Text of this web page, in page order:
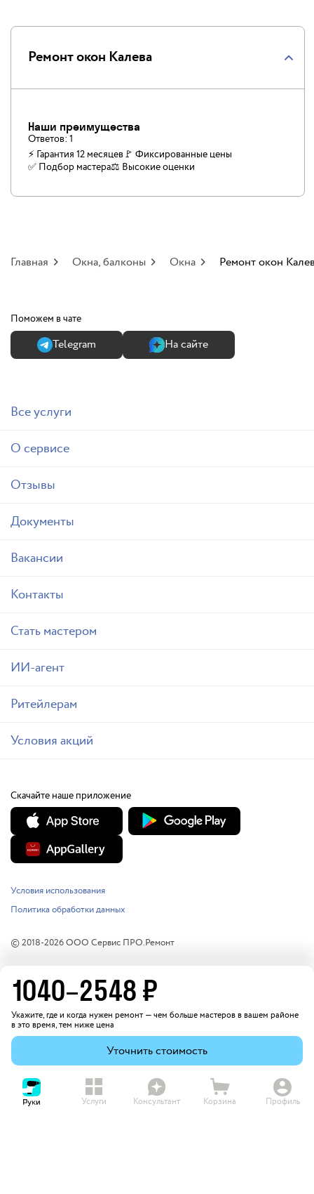
Ремонт окон Калева
Наши преимущества
Ответов: 1
⚡ Гарантия 12 месяцев🚩 Фиксированные цены
✅️ Подбор мастера⚖️ Высокие оценки
Главная Окна, балконы Окна Ремонт окон
Поможем в чате
Теlegram На сайте
Все услуги
О сервисе
Отзывы
Документы
Вакансии
Контакты
Стать мастером
ИИ-агент
Ритейлерам
Условия акций
Скачайте наше приложение
© 2018-2026ООО Сервис ПРО.Ремонт
Условия использования
Политика обработки данных
1040–2548₽
Укажите, где и когда нужен ремонт — чем больше мастеров в вашем районе
в это время, тем ниже цена
Уточнить стоимость
Услуги Консультант Корзина Профиль